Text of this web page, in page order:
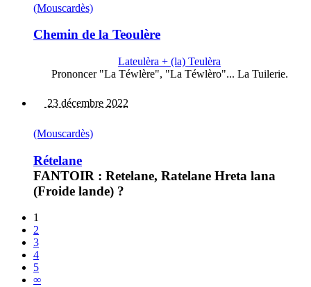
(Mouscardès)
Chemin de la Teoulère
Lateulèra + (la) Teulèra
Prononcer "La Téwlère", "La Téwlèro"... La Tuilerie.
23 décembre 2022
(Mouscardès)
Rételane
FANTOIR : Retelane, Ratelane Hreta lana
(Froide lande) ?
1
2
3
4
5
∞